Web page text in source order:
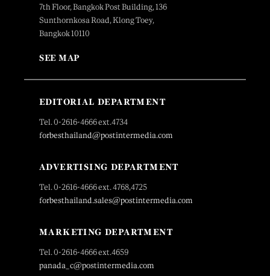
7th Floor, Bangkok Post Building, 136
Sunthornkosa Road, Klong Toey,
Bangkok 10110
SEE MAP
EDITORIAL DEPARTMENT
Tel. 0-2616-4666 ext.4734
forbesthailand@postintermedia.com
ADVERTISING DEPARTMENT
Tel. 0-2616-4666 ext. 4768,4725
forbesthailand.sales@postintermedia.com
MARKETING DEPARTMENT
Tel. 0-2616-4666 ext.4659
panada_c@postintermedia.com